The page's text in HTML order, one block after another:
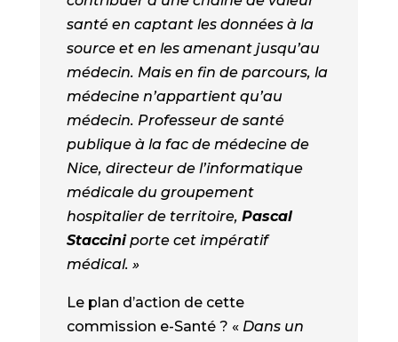
santé en captant les données à la
source et en les amenant jusqu’au
médecin. Mais en fin de parcours, la
médecine n’appartient qu’au
médecin. Professeur de santé
publique à la fac de médecine de
Nice, directeur de l’informatique
médicale du groupement
hospitalier de territoire, Pascal
Staccini porte cet impératif
médical. »
Le plan d’action de cette
commission e-Santé ? « Dans un